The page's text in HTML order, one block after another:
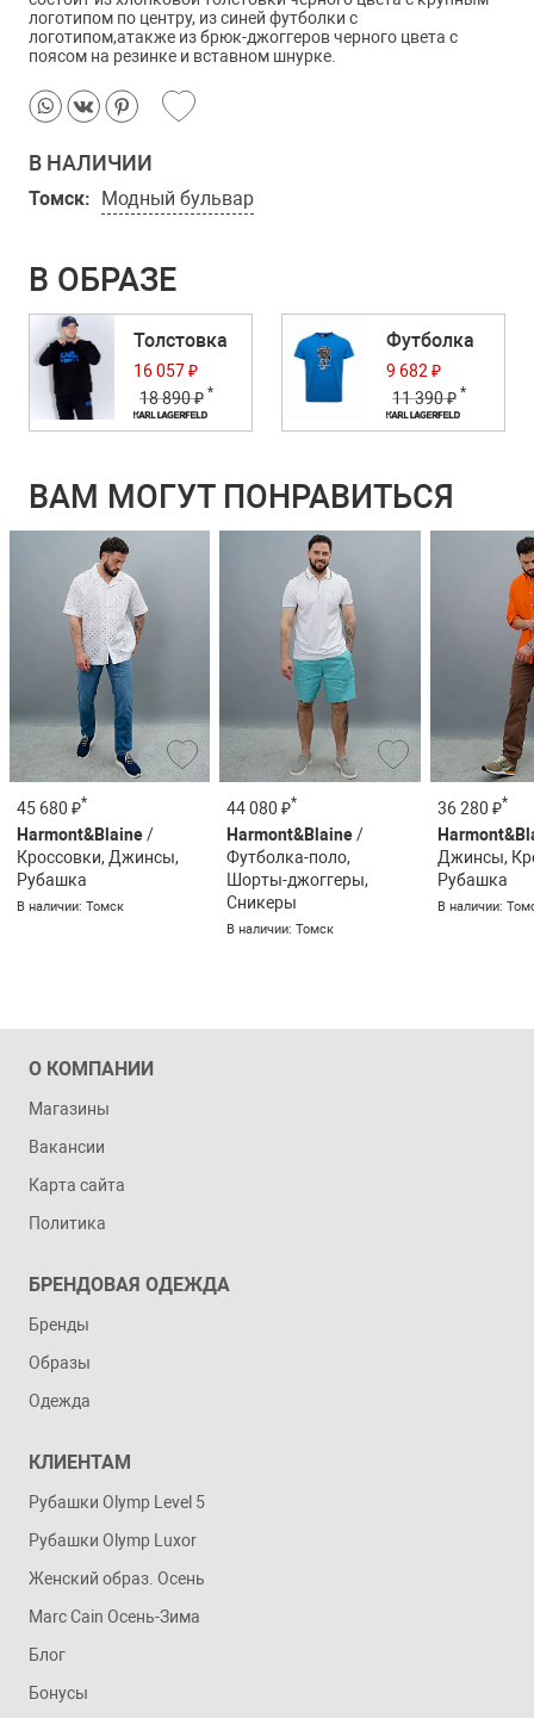
логотипом по центру, из синей футболки с
логотипом,атакже из брюк-джоггеров черного цвета с
поясом на резинке и вставном шнурке.
В НАЛИЧИИ
Томск: Модный бульвар
В ОБРАЗЕ
Толстовка
16 057 ₽
18 890 ₽ *
Футболка
9 682 ₽
11 390 ₽ *
ВАМ МОГУТ ПОНРАВИТЬСЯ
45 680 ₽*
Harmont&Blaine/
Кроссовки, Джинсы,
Рубашка
В наличии: Томск
44 080 ₽*
Harmont&Blaine/
Футболка-поло,
Шорты-джоггеры,
Сникеры
В наличии: Томск
36 280 ₽*
Джинсы,
Рубашка
В наличии:
О КОМПАНИИ
Магазины
Вакансии
Карта сайта
Политика
БРЕНДОВАЯ ОДЕЖДА
Бренды
Образы
Одежда
КЛИЕНТАМ
Рубашки Olymp Level 5
Рубашки Olymp Luxor
Женский образ. Осень
Marc Cain Осень-Зима
Блог
Бонусы